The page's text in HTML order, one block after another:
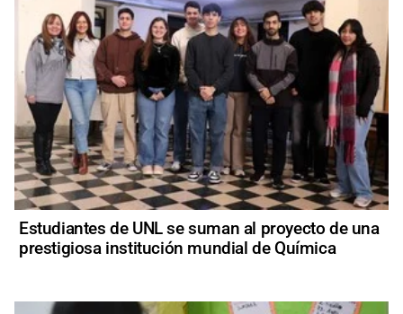
Estudiantes de UNL se suman al proyecto de una
prestigiosa institución mundial de Química